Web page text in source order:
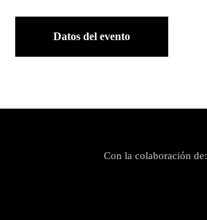
Datos del evento
Con la colaboración de: